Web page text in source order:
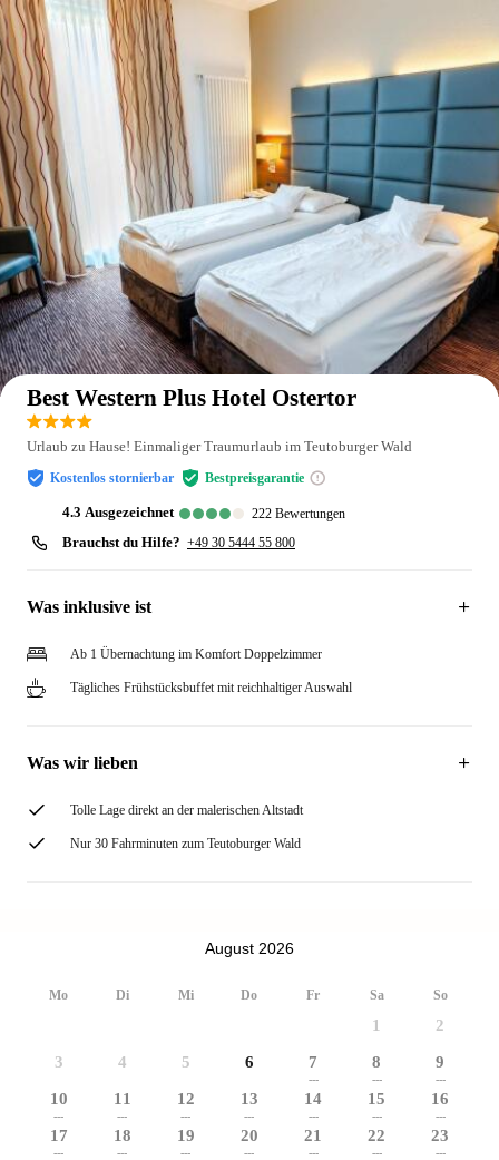
Auf der Karte anzeigen
Best Western Plus Hotel Ostertor
Urlaub zu Hause! Einmaliger Traumurlaub im Teutoburger Wald
Kostenlos stornierbar Bestpreisgarantie
4.3 ausgezeichnet 222 Bewertungen
Brauchst du Hilfe? +49 30 5444 55 800
Was inklusive ist
Ab 1 Übernachtung im Komfort Doppelzimmer
Tägliches Frühstücksbuffet mit reichhaltiger Auswahl
Was wir lieben
Tolle Lage direkt an der malerischen Altstadt
Nur 30 Fahrminuten zum Teutoburger Wald
August 2026
Mo Di Mi Do Fr Sa So
1 2
3 4 5 6 7
---
8
---
9
---
10
---
11
---
12
---
13
---
14
---
15
---
16
---
17
---
18
---
19
---
20
---
21
---
22
---
23
---